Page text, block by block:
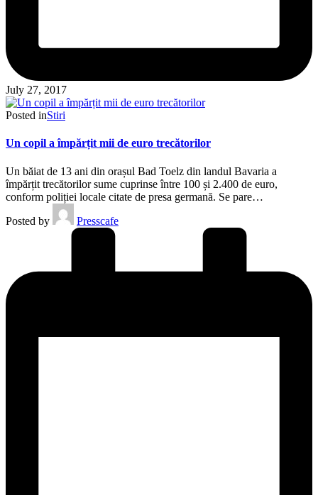
July 27, 2017
Posted inStiri
Un copil a împărțit mii de euro trecătorilor
Un băiat de 13 ani din orașul Bad Toelz din landul Bavaria a
împărțit trecătorilor sume cuprinse între 100 și 2.400 de euro,
conform poliției locale citate de presa germană. Se pare…
Posted by
Presscafe